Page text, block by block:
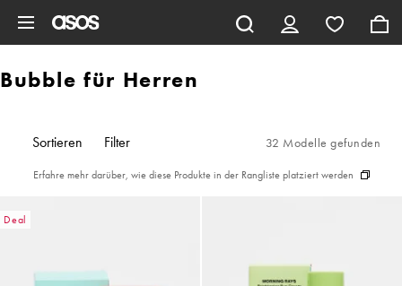
Bubble für Herren
Sortieren Filter 32 Modelle gefunden
Erfahre mehr darüber, wie diese Produkte in der Rangliste platziert werden
Deal